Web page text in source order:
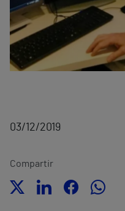
03/12/2019
Compartir